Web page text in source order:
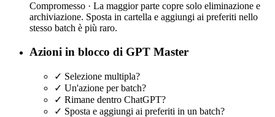
Compromesso · La maggior parte copre solo eliminazione e
archiviazione. Sposta in cartella e aggiungi ai preferiti nello
stesso batch è più raro.
Azioni in blocco di GPT Master
✓ Selezione multipla?
✓ Un'azione per batch?
✓ Rimane dentro ChatGPT?
✓ Sposta e aggiungi ai preferiti in un batch?